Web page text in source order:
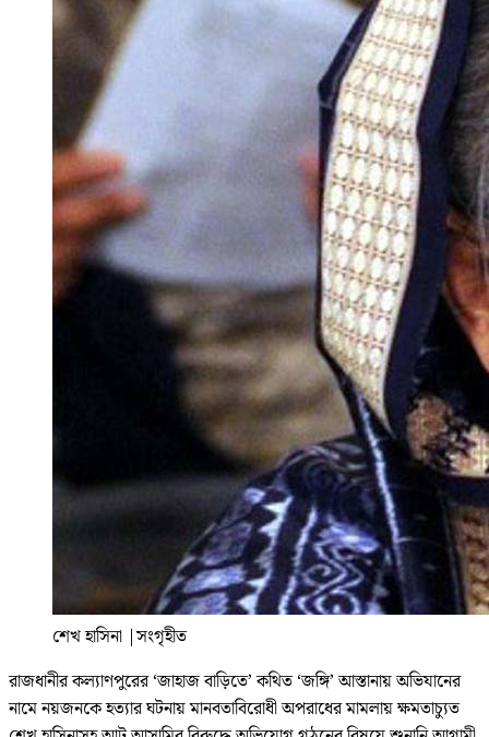
শেখ হাসিনা |সংগৃহীত
রাজধানীর কল্যাণপুরের ‘জাহাজ বাড়িতে’ কথিত ‘জঙ্গি’ আস্তানায় অভিযানের
নামে নয়জনকে হত্যার ঘটনায় মানবতাবিরোধী অপরাধের মামলায় ক্ষমতাচ্যুত